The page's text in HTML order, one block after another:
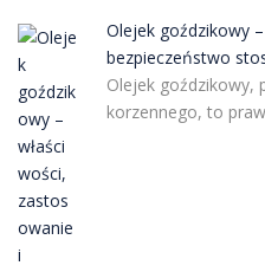
Olejek goździkowy
bezpieczeństwo
Olejek goździkowy,
korzennego, to